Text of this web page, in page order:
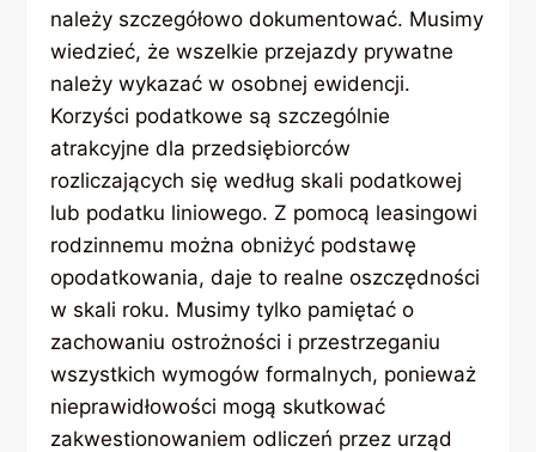
należy szczegółowo dokumentować. Musimy
wiedzieć, że wszelkie przejazdy prywatne
należy wykazać w osobnej ewidencji.
Korzyści podatkowe są szczególnie
atrakcyjne dla przedsiębiorców
rozliczających się według skali podatkowej
lub podatku liniowego. Z pomocą leasingowi
rodzinnemu można obniżyć podstawę
opodatkowania, daje to realne oszczędności
w skali roku. Musimy tylko pamiętać o
zachowaniu ostrożności i przestrzeganiu
wszystkich wymogów formalnych, ponieważ
nieprawidłowości mogą skutkować
zakwestionowaniem odliczeń przez urząd